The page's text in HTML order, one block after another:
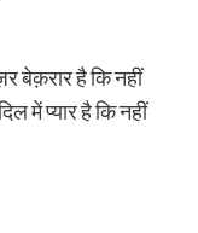
बेक़रार है कि नहीं
में प्यार है कि नहीं